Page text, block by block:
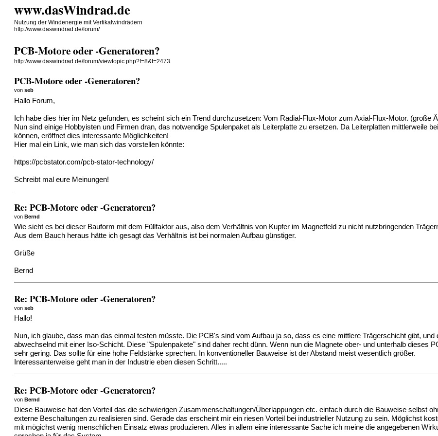
www.dasWindrad.de
Nutzung der Windenergie mit Vertikalwindrädern
http://www.daswindrad.de/forum/
PCB-Motore oder -Generatoren?
http://www.daswindrad.de/forum/viewtopic.php?f=8&t=2473
PCB-Motore oder -Generatoren?
vonseb
Hallo Forum,
Ich habe dies hier im Netz gefunden, es scheint sich ein Trend durchzusetzen: Vom Radial-Flux-Motor zum Axial-Flux-Motor. (große
Nun sind einige Hobbyisten und Firmen dran, das notwendige Spulenpaket als Leiterplatte zu ersetzen. Da Leiterplatten mittlerweile
können, eröffnet dies interessante Möglichkeiten!
Hier mal ein Link, wie man sich das vorstellen könnte:
https://pcbstator.com/pcb-stator-technology/
Schreibt mal eure Meinungen!
Re: PCB-Motore oder -Generatoren?
vonBernd
Wie sieht es bei dieser Bauform mit dem Füllfaktor aus, also dem Verhältnis von Kupfer im Magnetfeld zu nicht nutzbringenden
Aus dem Bauch heraus hätte ich gesagt das Verhältnis ist bei normalen Aufbau günstiger.
Grüße
Bernd
Re: PCB-Motore oder -Generatoren?
vonseb
Hallo!
Nun, ich glaube, dass man das einmal testen müsste. Die PCB's sind vom Aufbau ja so, dass es eine mittlere Trägerschicht gibt,
abwechselnd mit einer Iso-Schicht. Diese "Spulenpakete" sind daher recht dünn. Wenn nun die Magnete ober- und unterhalb dieses
sehr gering. Das sollte für eine hohe Feldstärke sprechen. In konventioneller Bauweise ist der Abstand meist wesentlich größer.
Interessanterweise geht man in der Industrie eben diesen Schritt.....
Re: PCB-Motore oder -Generatoren?
vonBernd
Diese Bauweise hat den Vorteil das die schwierigen Zusammenschaltungen/Überlappungen etc. einfach durch die Bauweise selbst
externe Beschaltungen zu realisieren sind. Gerade das erscheint mir ein riesen Vorteil bei industrieller Nutzung zu sein. Möglichst
mit mögichst wenig menschlichen Einsatz etwas produzieren. Alles in allem eine interessante Sache ich meine die angegebenen